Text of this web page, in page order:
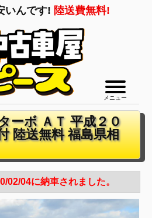
いんです! 陸送費無料!
メニュー
ーボ ＡＴ 平成２０
陸送無料 福島県相
02/04に納車されました。